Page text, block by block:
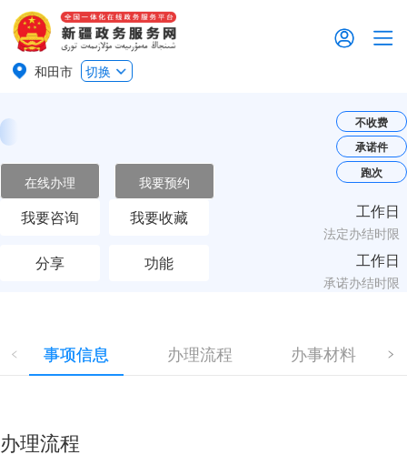
和田市 切换
在线办理 我要预约
我要咨询 我要收藏
分享 功能
不收费
承诺件
跑次
工作日
法定办结时限
工作日
承诺办结时限
事项信息 办理流程 办事材料
办理流程